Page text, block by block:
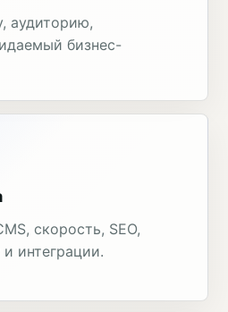
аудиторию,
бизнес-
скорость, SEO,
интеграции.